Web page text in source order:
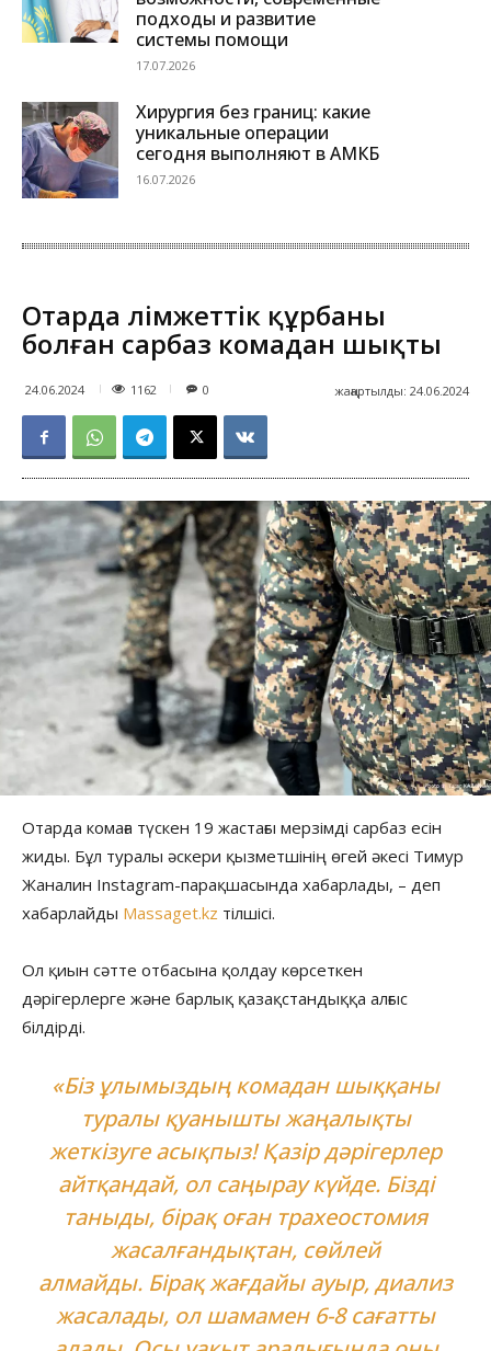
подходы и развитие
системы помощи
17.07.2026
Хирургия без границ: какие
уникальные операции
сегодня выполняют в АМКБ
16.07.2026